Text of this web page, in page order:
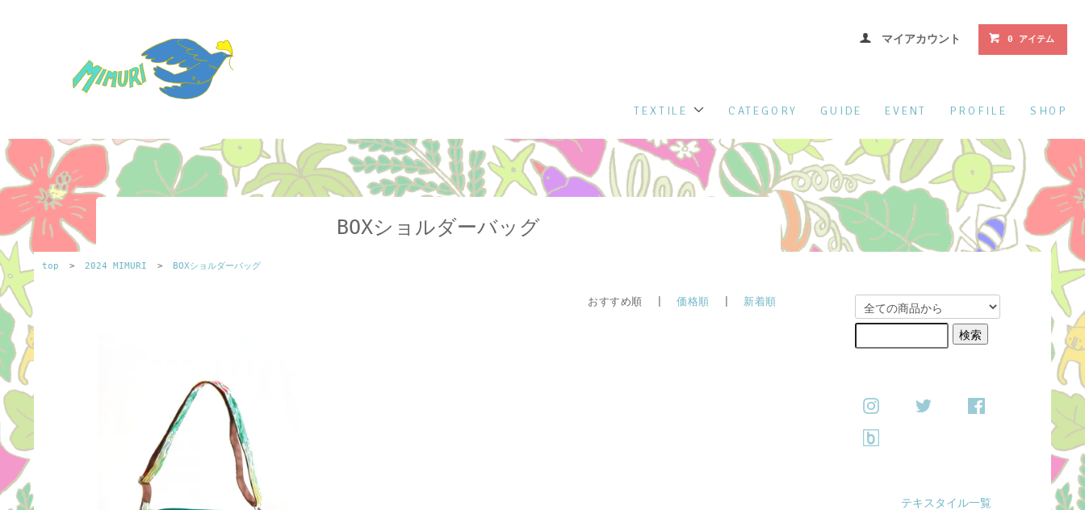
マイアカウント 0 アイテム
SHOP
PROFILE
EVENT
GUIDE
CATEGORY
TEXTILE
BOXショルダーバッグ
top > 2024 MIMURI > BOXショルダーバッグ
おすすめ順 |価格順 新着順
テキスタイル一覧